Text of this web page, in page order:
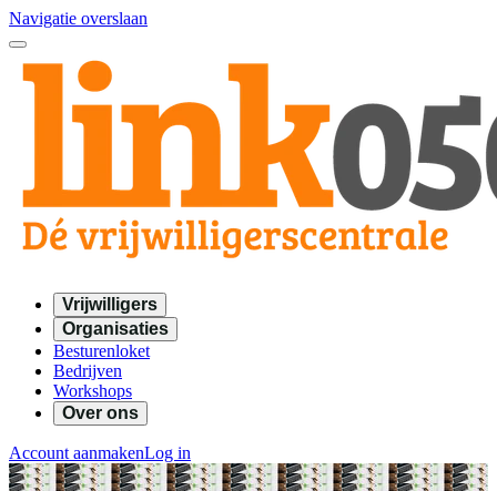
Navigatie overslaan
Vrijwilligers
Organisaties
Besturenloket
Bedrijven
Workshops
Over ons
Account aanmakenLog in